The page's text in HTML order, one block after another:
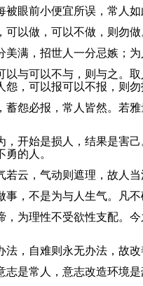
被眼前小便宜所误，常人
可以做，可以不做，则勿
美满，招世人一分忌嫉；
以与可以不与，则与之。
怨，可以报可以不报，则
蓄怨必报，常人皆然。若
，开始是损人，结果是害
的人。
若云，气动则遮理，故人
事，不是为与人生气。凡
，为理性不受欲性支配。
法，自难则永无办法，故
志是常人，意志改造环境